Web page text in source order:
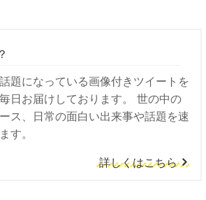
題になっている画像付きツイートを
日お届けしております。 世の中の
ス、日常の面白い出来事や話題を速
す。
詳しくはこちら